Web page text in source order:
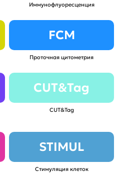
Иммунофлуоресценция
FCM
Проточная цитометрия
CUT&Tag
CUT&Tag
STIMUL
Стимуляция клеток